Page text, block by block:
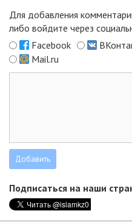
Для добавления
либо войдите через
Facebook
Mail.ru
Подписаться на наши